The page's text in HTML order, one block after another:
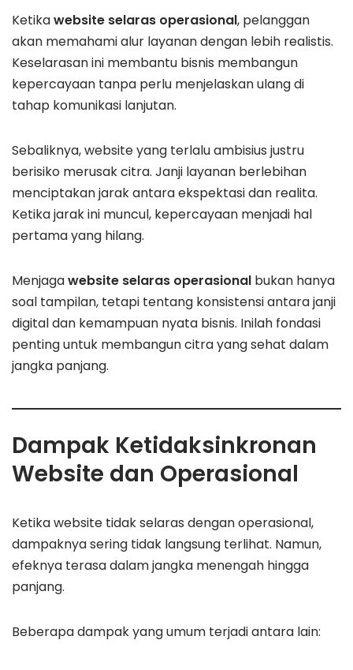
Ketikawebsite selaras operasional, pelanggan
akan memahami alur layanan dengan lebih realistis.
Keselarasan ini membantu bisnis membangun
kepercayaan tanpa perlu menjelaskan ulang di
tahap komunikasi lanjutan.
Sebaliknya, website yang terlalu ambisius justru
berisiko merusak citra. Janji layanan berlebihan
menciptakan jarak antara ekspektasi dan realita.
Ketika jarak ini muncul, kepercayaan menjadi hal
pertama yang hilang.
Menjagawebsite selaras operasional bukan hanya
soal tampilan, tetapi tentang konsistensi antara janji
digital dan kemampuan nyata bisnis. Inilah fondasi
penting untuk membangun citra yang sehat dalam
jangka panjang.
Dampak Ketidaksinkronan
Website dan Operasional
Ketika website tidak selaras dengan operasional,
dampaknya sering tidak langsung terlihat. Namun,
efeknya terasa dalam jangka menengah hingga
panjang.
Beberapa dampak yang umum terjadi antara lain: